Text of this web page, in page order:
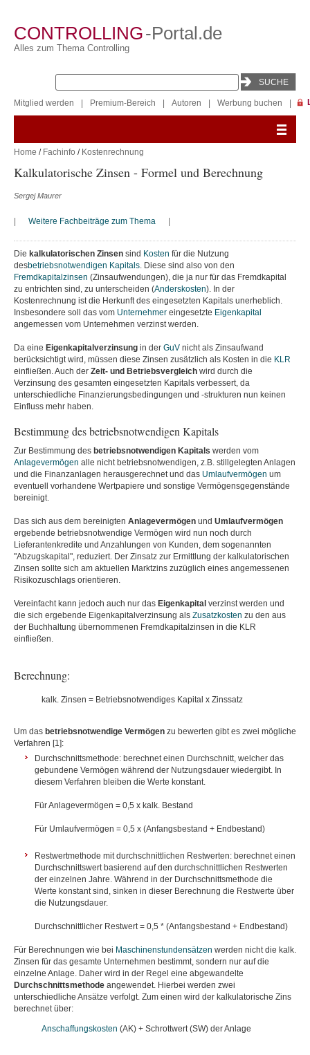
CONTROLLING-Portal.de
Alles zum Thema Controlling
Mitglied werden Premium-Bereich Autoren Werbung buchen
Home / Fachinfo / Kostenrechnung
Kalkulatorische Zinsen - Formel und Berechnung
Sergej Maurer
Weitere Fachbeiträge zum Thema
Die kalkulatorischen Zinsen sind Kosten für die Nutzung
desbetriebsnotwendigen Kapitals. Diese sind also von den
Fremdkapitalzinsen (Zinsaufwendungen), die ja nur für das Fremdkapital
zu entrichten sind, zu unterscheiden (Anderskosten). In der
Kostenrechnung ist die Herkunft des eingesetzten Kapitals unerheblich.
Insbesondere soll das vom Unternehmer eingesetzte Eigenkapital
angemessen vom Unternehmen verzinst werden.
Da eine Eigenkapitalverzinsung in der GuV nicht als Zinsaufwand
berücksichtigt wird, müssen diese Zinsen zusätzlich als Kosten in die KLR
einfließen. Auch der Zeit- und Betriebsvergleich wird durch die
Verzinsung des gesamten eingesetzten Kapitals verbessert, da
unterschiedliche Finanzierungsbedingungen und -strukturen nun keinen
Einfluss mehr haben.
Bestimmung des betriebsnotwendigen Kapitals
Zur Bestimmung des betriebsnotwendigen Kapitals werden vom
Anlagevermögen alle nicht betriebsnotwendigen, z.B. stillgelegten Anlagen
und die Finanzanlagen herausgerechnet und das Umlaufvermögen um
eventuell vorhandene Wertpapiere und sonstige Vermögensgegenstände
bereinigt.
Das sich aus dem bereinigten Anlagevermögen und Umlaufvermögen
ergebende betriebsnotwendige Vermögen wird nun noch durch
Lieferantenkredite und Anzahlungen von Kunden, dem sogenannten
"Abzugskapital", reduziert. Der Zinsatz zur Ermittlung der kalkulatorischen
Zinsen sollte sich am aktuellen Marktzins zuzüglich eines angemessenen
Risikozuschlags orientieren.
Vereinfacht kann jedoch auch nur das Eigenkapital verzinst werden und
die sich ergebende Eigenkapitalverzinsung als Zusatzkosten zu den aus
der Buchhaltung übernommenen Fremdkapitalzinsen in die KLR
einfließen.
Berechnung:
kalk. Zinsen = Betriebsnotwendiges Kapital x Zinssatz
Um das betriebsnotwendige Vermögen zu bewerten gibt es zwei mögliche
Verfahren [1]:
Durchschnittsmethode: berechnet einen Durchschnitt, welcher das
gebundene Vermögen während der Nutzungsdauer wiedergibt. In
diesem Verfahren bleiben die Werte konstant.
Für Anlagevermögen = 0,5 x kalk. Bestand
Für Umlaufvermögen = 0,5 x (Anfangsbestand + Endbestand)
Restwertmethode mit durchschnittlichen Restwerten: berechnet einen
Durchschnittswert basierend auf den durchschnittlichen Restwerten
der einzelnen Jahre. Während in der Durchschnittsmethode die
Werte konstant sind, sinken in dieser Berechnung die Restwerte über
die Nutzungsdauer.
Durchschnittlicher Restwert = 0,5 * (Anfangsbestand + Endbestand)
Für Berechnungen wie bei Maschinenstundensätzen werden nicht die kalk.
Zinsen für das gesamte Unternehmen bestimmt, sondern nur auf die
einzelne Anlage. Daher wird in der Regel eine abgewandelte
Durchschnittsmethode angewendet. Hierbei werden zwei
unterschiedliche Ansätze verfolgt. Zum einen wird der kalkulatorische Zins
berechnet über:
Anschaffungskosten (AK) + Schrottwert (SW) der Anlage